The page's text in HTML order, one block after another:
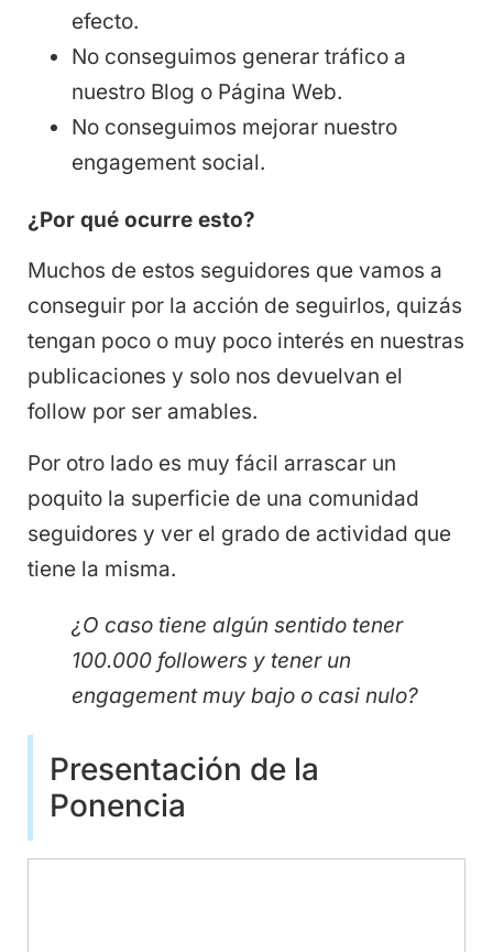
efecto.
No conseguimos generar tráfico a
nuestro Blog o Página Web.
No conseguimos mejorar nuestro
engagement social.
¿Por qué ocurre esto?
Muchos de estos seguidores que vamos a
conseguir por la acción de seguirlos, quizás
tengan poco o muy poco interés en nuestras
publicaciones y solo nos devuelvan el
follow por ser amables.
Por otro lado es muy fácil arrascar un
poquito la superficie de una comunidad
seguidores y ver el grado de actividad que
tiene la misma.
¿O caso tiene algún sentido tener
100.000 followers y tener un
engagement muy bajo o casi nulo?
Presentación de la
Ponencia